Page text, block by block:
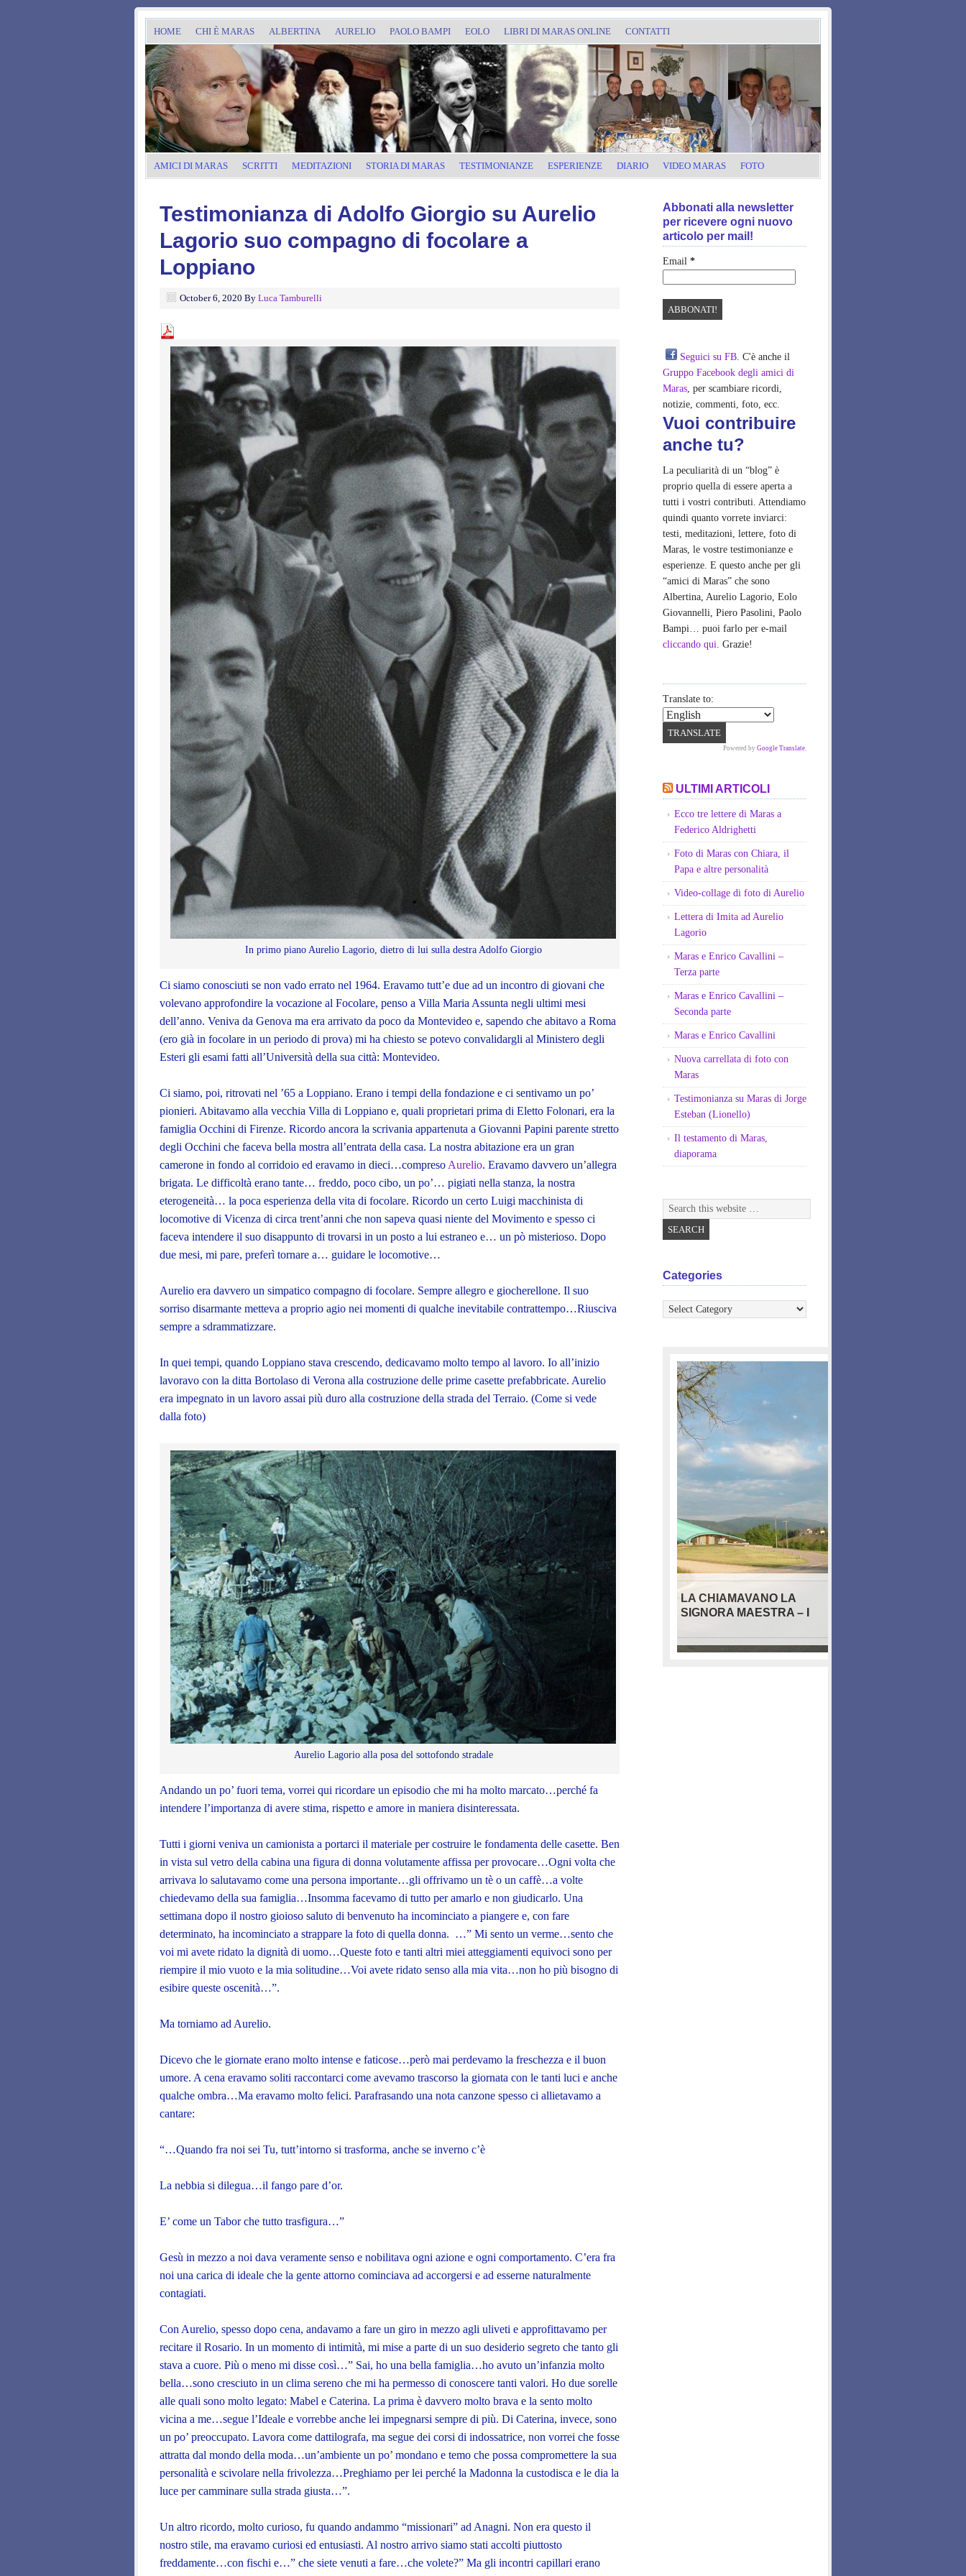
HOME CHI È MARAS ALBERTINA AURELIO PAOLO BAMPI EOLO LIBRI DI MARAS ONLINE CONTATTI
AMICI DI MARAS SCRITTI MEDITAZIONI STORIA DI MARAS TESTIMONIANZE ESPERIENZE DIARIO VIDEO MARAS FOTO
Testimonianza di Adolfo Giorgio su Aurelio
Lagorio suo compagno di focolare a
Loppiano
October 6, 2020 By Luca Tamburelli
In primo piano Aurelio Lagorio, dietro di lui sulla destra Adolfo Giorgio
Ci siamo conosciuti se non vado errato nel 1964. Eravamo tutt’e due ad un incontro di giovani che
volevano approfondire la vocazione al Focolare, penso a Villa Maria Assunta negli ultimi mesi
dell’anno. Veniva da Genova ma era arrivato da poco da Montevideo e, sapendo che abitavo a Roma
(ero già in focolare in un periodo di prova) mi ha chiesto se potevo convalidargli al Ministero degli
Esteri gli esami fatti all’Università della sua città: Montevideo.
Ci siamo, poi, ritrovati nel ’65 a Loppiano. Erano i tempi della fondazione e ci sentivamo un po’
pionieri. Abitavamo alla vecchia Villa di Loppiano e, quali proprietari prima di Eletto Folonari, era la
famiglia Occhini di Firenze. Ricordo ancora la scrivania appartenuta a Giovanni Papini parente stretto
degli Occhini che faceva bella mostra all’entrata della casa. La nostra abitazione era un gran
camerone in fondo al corridoio ed eravamo in dieci…compreso Aurelio. Eravamo davvero un’allegra
brigata. Le difficoltà erano tante… freddo, poco cibo, un po’… pigiati nella stanza, la nostra
eterogeneità… la poca esperienza della vita di focolare. Ricordo un certo Luigi macchinista di
locomotive di Vicenza di circa trent’anni che non sapeva quasi niente del Movimento e spesso ci
faceva intendere il suo disappunto di trovarsi in un posto a lui estraneo e… un pò misterioso. Dopo
due mesi, mi pare, preferì tornare a… guidare le locomotive…
Aurelio era davvero un simpatico compagno di focolare. Sempre allegro e giocherellone. Il suo
sorriso disarmante metteva a proprio agio nei momenti di qualche inevitabile contrattempo…Riusciva
sempre a sdrammatizzare.
In quei tempi, quando Loppiano stava crescendo, dedicavamo molto tempo al lavoro. Io all’inizio
lavoravo con la ditta Bortolaso di Verona alla costruzione delle prime casette prefabbricate. Aurelio
era impegnato in un lavoro assai più duro alla costruzione della strada del Terraio. (Come si vede
dalla foto)
Aurelio Lagorio alla posa del sottofondo stradale
Andando un po’ fuori tema, vorrei qui ricordare un episodio che mi ha molto marcato…perché fa
intendere l’importanza di avere stima, rispetto e amore in maniera disinteressata.
Tutti i giorni veniva un camionista a portarci il materiale per costruire le fondamenta delle casette. Ben
in vista sul vetro della cabina una figura di donna volutamente affissa per provocare…Ogni volta che
arrivava lo salutavamo come una persona importante…gli offrivamo un tè o un caffè…a volte
chiedevamo della sua famiglia…Insomma facevamo di tutto per amarlo e non giudicarlo. Una
settimana dopo il nostro gioioso saluto di benvenuto ha incominciato a piangere e, con fare
determinato, ha incominciato a strappare la foto di quella donna. …” Mi sento un verme…sento che
voi mi avete ridato la dignità di uomo…Queste foto e tanti altri miei atteggiamenti equivoci sono per
riempire il mio vuoto e la mia solitudine…Voi avete ridato senso alla mia vita…non ho più bisogno di
esibire queste oscenità…”.
Ma torniamo ad Aurelio.
Dicevo che le giornate erano molto intense e faticose…però mai perdevamo la freschezza e il buon
umore. A cena eravamo soliti raccontarci come avevamo trascorso la giornata con le tanti luci e anche
qualche ombra…Ma eravamo molto felici. Parafrasando una nota canzone spesso ci allietavamo a
cantare:
“…Quando fra noi sei Tu, tutt’intorno si trasforma, anche se inverno c’è
La nebbia si dilegua…il fango pare d’or.
E’ come un Tabor che tutto trasfigura…”
Gesù in mezzo a noi dava veramente senso e nobilitava ogni azione e ogni comportamento. C’era fra
noi una carica di ideale che la gente attorno cominciava ad accorgersi e ad esserne naturalmente
contagiati.
Con Aurelio, spesso dopo cena, andavamo a fare un giro in mezzo agli uliveti e approfittavamo per
recitare il Rosario. In un momento di intimità, mi mise a parte di un suo desiderio segreto che tanto gli
stava a cuore. Più o meno mi disse così…” Sai, ho una bella famiglia…ho avuto un’infanzia molto
bella…sono cresciuto in un clima sereno che mi ha permesso di conoscere tanti valori. Ho due sorelle
alle quali sono molto legato: Mabel e Caterina. La prima è davvero molto brava e la sento molto
vicina a me…segue l’Ideale e vorrebbe anche lei impegnarsi sempre di più. Di Caterina, invece, sono
un po’ preoccupato. Lavora come dattilografa, ma segue dei corsi di indossatrice, non vorrei che fosse
attratta dal mondo della moda…un’ambiente un po’ mondano e temo che possa compromettere la sua
personalità e scivolare nella frivolezza…Preghiamo per lei perché la Madonna la custodisca e le dia la
luce per camminare sulla strada giusta…”.
Un altro ricordo, molto curioso, fu quando andammo “missionari” ad Anagni. Non era questo il
nostro stile, ma eravamo curiosi ed entusiasti. Al nostro arrivo siamo stati accolti piuttosto
freddamente…con fischi e…” che siete venuti a fare…che volete?” Ma gli incontri capillari erano
Abbonati alla newsletter
per ricevere ogni nuovo
articolo per mail!
Email *
Seguici su FB. C'è anche il
Gruppo Facebook degli amici di
Maras, per scambiare ricordi,
notizie, commenti, foto, ecc.
Vuoi contribuire
anche tu?
La peculiarità di un “blog” è
proprio quella di essere aperta a
tutti i vostri contributi. Attendiamo
quindi quanto vorrete inviarci:
testi, meditazioni, lettere, foto di
Maras, le vostre testimonianze e
esperienze. E questo anche per gli
“amici di Maras” che sono
Albertina, Aurelio Lagorio, Eolo
Giovannelli, Piero Pasolini, Paolo
Bampi… puoi farlo per e-mail
cliccando qui. Grazie!
Translate to:
Powered by Google Translate.
ULTIMI ARTICOLI
Ecco tre lettere di Maras a
Federico Aldrighetti
Foto di Maras con Chiara, il
Papa e altre personalità
Video-collage di foto di Aurelio
Lettera di Imita ad Aurelio
Lagorio
Maras e Enrico Cavallini –
Terza parte
Maras e Enrico Cavallini –
Seconda parte
Maras e Enrico Cavallini
Nuova carrellata di foto con
Maras
Testimonianza su Maras di Jorge
Esteban (Lionello)
Il testamento di Maras,
diaporama
Categories
Categories
LA CHIAMAVANO LA
SIGNORA MAESTRA – I